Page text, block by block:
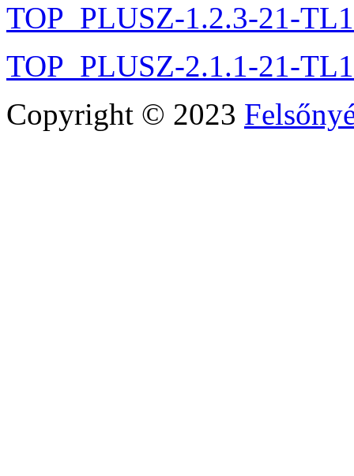
TOP_PLUSZ-1.2.3-21-
TOP_PLUSZ-2.1.1-21-
Copyright © 2023